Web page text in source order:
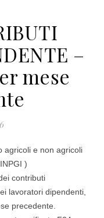
–
mese
)
contributi
lavoratori dipendenti,
precedente.